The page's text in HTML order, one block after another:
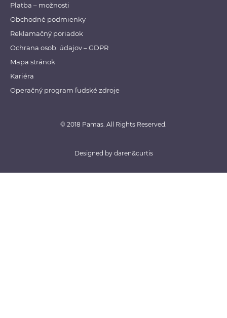
Platba – možnosti
Obchodné podmienky
Reklamačný poriadok
Ochrana osob. údajov – GDPR
Mapa stránok
Kariéra
Operačný program ľudské zdroje
© 2018 Pamas. All Rights Reserved.
Designed by daren&curtis